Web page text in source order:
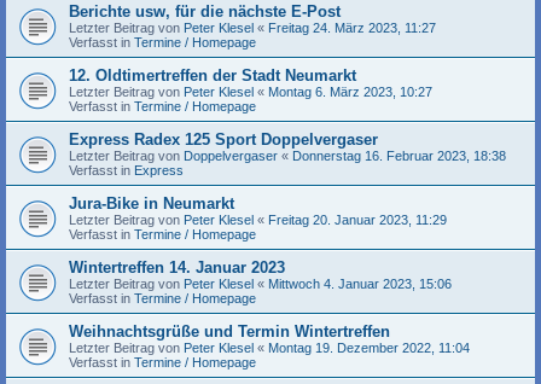
Berichte usw, für die nächste E-Post
Letzter Beitrag von Peter Klesel « Freitag 24. März 2023, 11:27
Verfasst in Termine / Homepage
12. Oldtimertreffen der Stadt Neumarkt
Letzter Beitrag von Peter Klesel « Montag 6. März 2023, 10:27
Verfasst in Termine / Homepage
Express Radex 125 Sport Doppelvergaser
Letzter Beitrag von Doppelvergaser « Donnerstag 16. Februar 2023, 18:38
Verfasst in Express
Jura-Bike in Neumarkt
Letzter Beitrag von Peter Klesel « Freitag 20. Januar 2023, 11:29
Verfasst in Termine / Homepage
Wintertreffen 14. Januar 2023
Letzter Beitrag von Peter Klesel « Mittwoch 4. Januar 2023, 15:06
Verfasst in Termine / Homepage
Weihnachtsgrüße und Termin Wintertreffen
Letzter Beitrag von Peter Klesel « Montag 19. Dezember 2022, 11:04
Verfasst in Termine / Homepage